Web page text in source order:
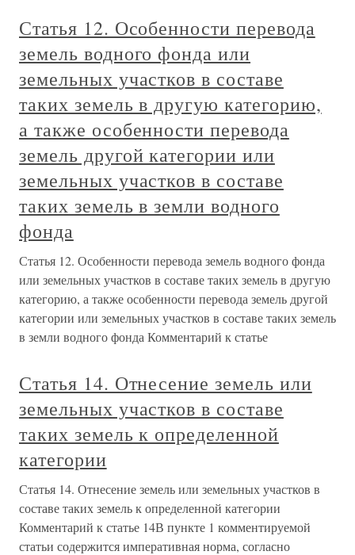
Статья 12. Особенности перевода
земель водного фонда или
земельных участков в составе
таких земель в другую категорию,
а также особенности перевода
земель другой категории или
земельных участков в составе
таких земель в земли водного
фонда
Статья 12. Особенности перевода земель водного фонда
или земельных участков в составе таких земель в другую
категорию, а также особенности перевода земель другой
категории или земельных участков в составе таких земель
в земли водного фонда Комментарий к статье
Статья 14. Отнесение земель или
земельных участков в составе
таких земель к определенной
категории
Статья 14. Отнесение земель или земельных участков в
составе таких земель к определенной категории
Комментарий к статье 14В пункте 1 комментируемой
статьи содержится императивная норма, согласно